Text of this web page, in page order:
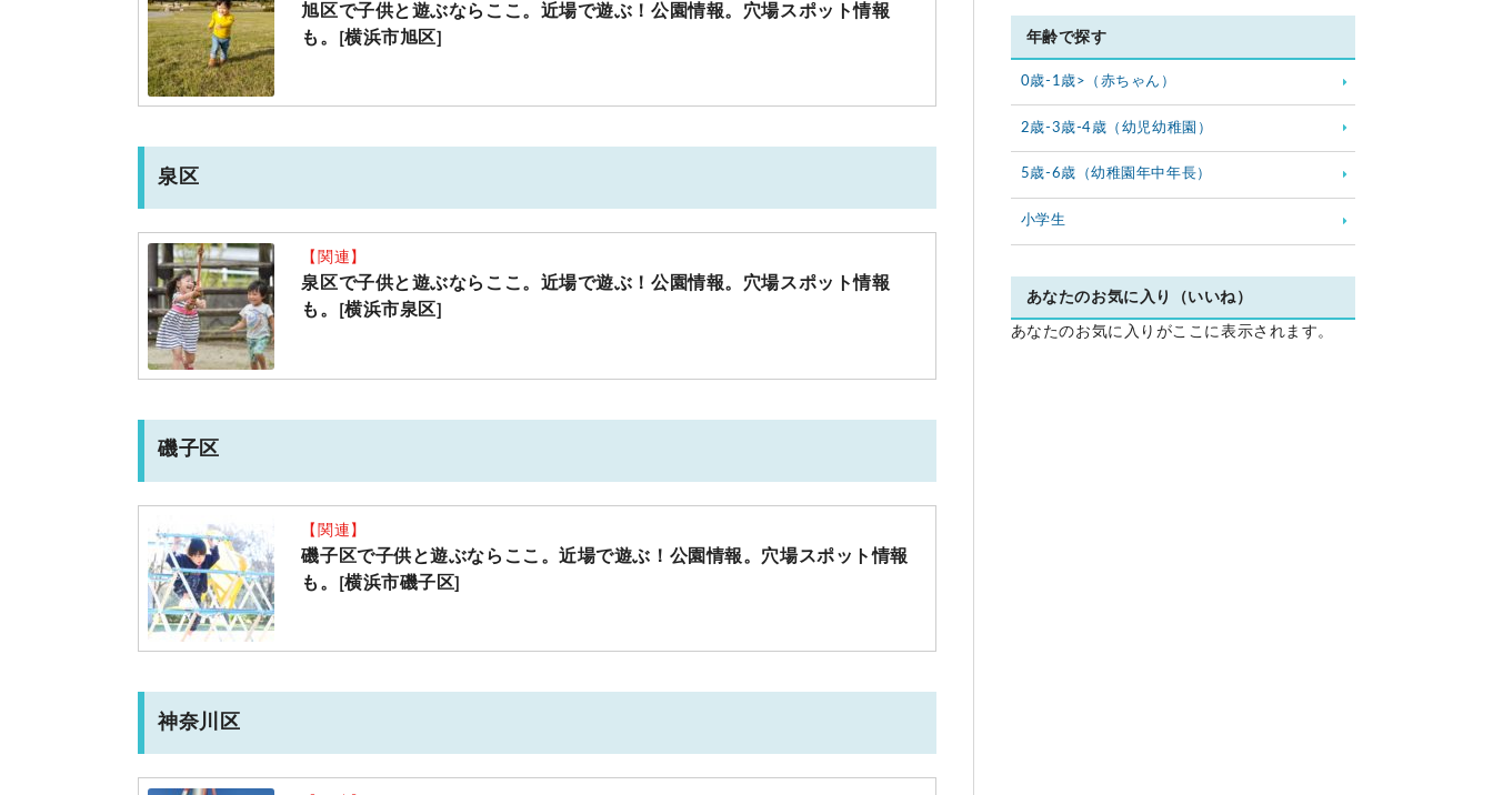
旭区で子供と遊ぶならここ。近場で遊ぶ！公園情報。穴場スポット情報
も。[横浜市旭区]
泉区
【関連】
泉区で子供と遊ぶならここ。近場で遊ぶ！公園情報。穴場スポット情報
も。[横浜市泉区]
磯子区
【関連】
磯子区で子供と遊ぶならここ。近場で遊ぶ！公園情報。穴場スポット情報
も。[横浜市磯子区]
神奈川区
年齢で探す
0歳-1歳>（赤ちゃん）
2歳-3歳-4歳（幼児幼稚園）
5歳-6歳（幼稚園年中年長）
小学生
あなたのお気に入り（いいね）
あなたのお気に入りがここに表示されます。